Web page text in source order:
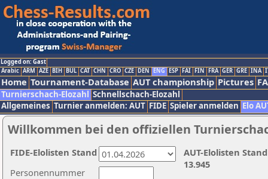
Logged on: Gast
Arabic ARM AZE BIH BUL CAT CHN CRO CZE DEN ENG ESP FAI FIN FRA GER GRE INA
Home Tournament-Database AUT championship Pictures
Turnierschach-Elozahl Schnellschach-Elozahl
Allgemeines Turnier anmelden: AUT FIDE Spieler anmelden Elo
Willkommen bei den offiziellen
Personennummer
AUT-Elolisten
13.945
FIDE-Elolisten Stand